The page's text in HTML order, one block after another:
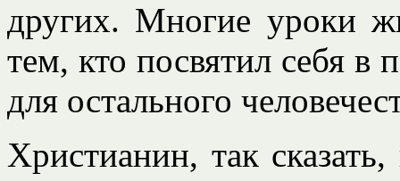
других. Многие уроки
тем, кто посвятил себя в
для остального
Христианин, так